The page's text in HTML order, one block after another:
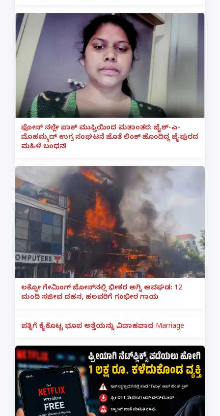
ಫೋನ್ ನಲ್ಲೇ ಪಾಕ್ ಮುಫ್ತಿಯಿಂದ ಮತಾಂತರ: ಜೈಶ್-ಎ-
ಮೊಹಮ್ಮದ್ ಉಗ್ರ ಸಂಘಟನೆ ಜೊತೆ ಲಿಂಕ್ ಹೊಂದಿದ್ದ ಜೈಪುರದ
ಮಹಿಳೆ ಬಂಧನ!
ಲಕ್ನೋ ಗೇಮಿಂಗ್ ಜೋನ್‌ನಲ್ಲಿ ಭೀಕರ ಅಗ್ನಿ ಅವಘಡ: 12
ಮಂದಿ ಸಜೀವ ದಹನ, ಹಲವರಿಗೆ ಗಂಭೀರ ಗಾಯ
ಪತ್ನಿಗೆ ಕೈಕೊಟ್ಟ ಭೂಪ ಅತ್ತೆಯನ್ನು ವಿವಾಹವಾದ Marriage